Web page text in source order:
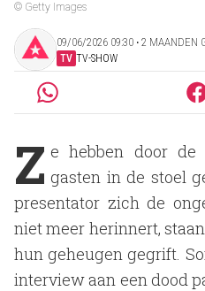
© Getty Images
09/06/2026 09:30 ‧ 2 MAANDEN
TV TV-SHOW
Z e hebben door de
gasten in de stoel
presentator zich de
niet meer herinnert,
hun geheugen gegrift.
interview aan een dood